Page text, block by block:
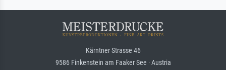
Kärntner Strasse 46
9586 Finkenstein am Faaker See · Austria